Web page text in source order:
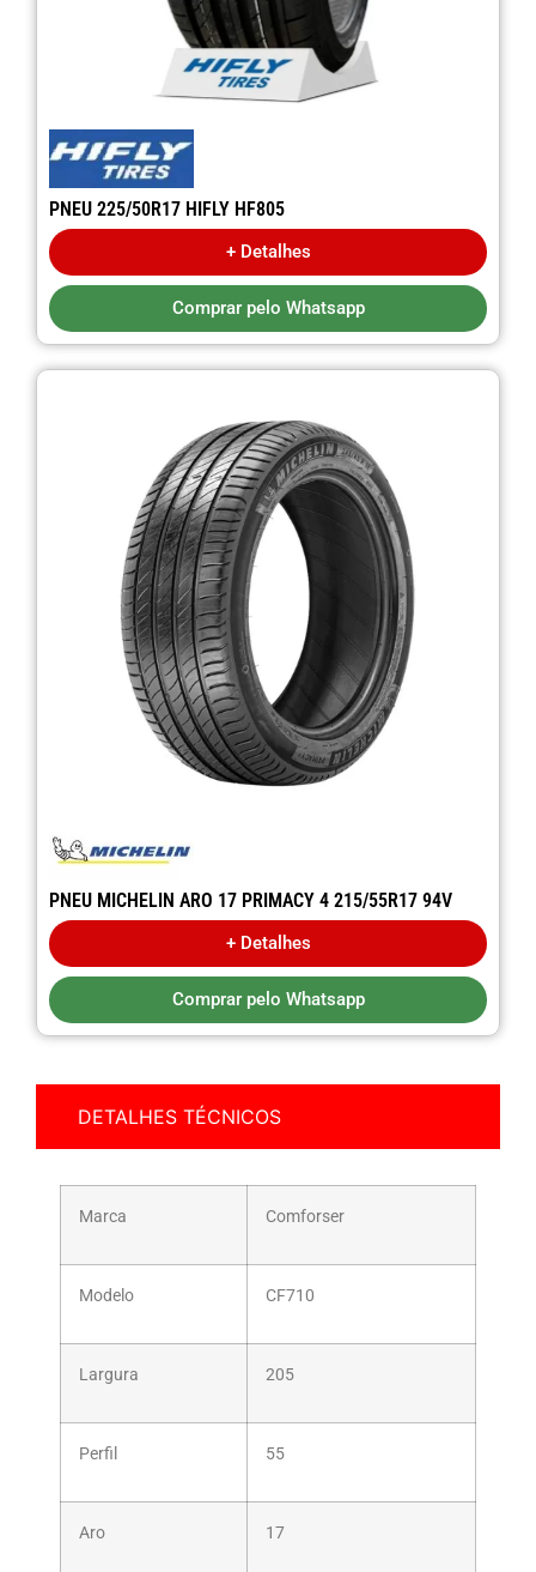
PNEU 225/50R17 HIFLY HF805
+ Detalhes
Comprar pelo Whatsapp
PNEU MICHELIN ARO 17 PRIMACY 4 215/55R17 94V
+ Detalhes
Comprar pelo Whatsapp
DETALHES TÉCNICOS
Marca Comforser
Modelo CF710
Largura 205
Perfil 55
Aro 17